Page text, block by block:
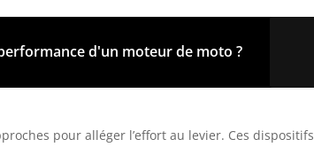
d'un moteur de moto ?
pour alléger l’effort au levier. Ces dispositifs